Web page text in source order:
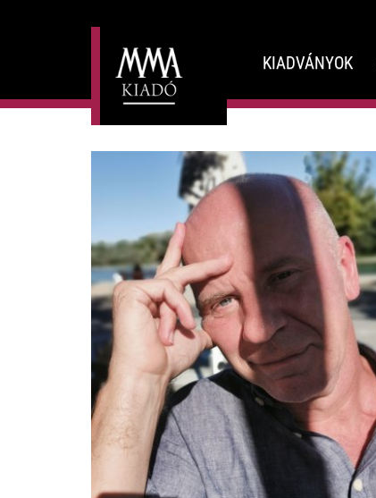
KIADVÁNYOK